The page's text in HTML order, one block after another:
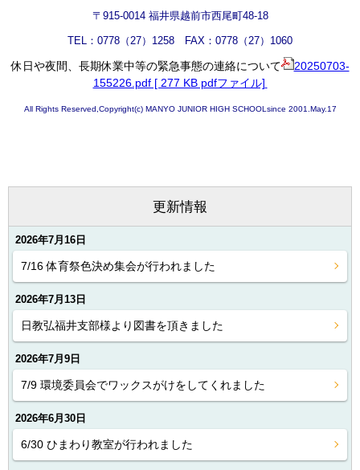
〒915-0014 福井県越前市西尾町48-18
TEL：0778（27）1258 FAX：0778（27）1060
休日や夜間、長期休業中等の緊急事態の連絡について
20250703-
155226.pdf [ 277 KB pdfファイル]
All Rights Reserved,Copyright(c) MANYO JUNIOR HIGH SCHOOLsince 2001.May.17
更新情報
2026年7月16日
7/16 体育祭色決め集会が行われました
2026年7月13日
日教弘福井支部様より図書を頂きました
2026年7月9日
7/9 環境委員会でワックスがけをしてくれました
2026年6月30日
6/30 ひまわり教室が行われました